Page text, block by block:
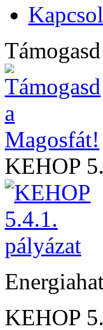
KEHOP
KEHOP